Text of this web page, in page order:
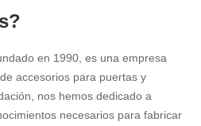
en 1990, es una empresa
accesorios para puertas y
nos hemos dedicado a
necesarios para fabricar